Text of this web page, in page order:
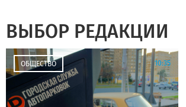
ВЫБОР РЕДАКЦИИ
ОБЩЕСТВО 10:35